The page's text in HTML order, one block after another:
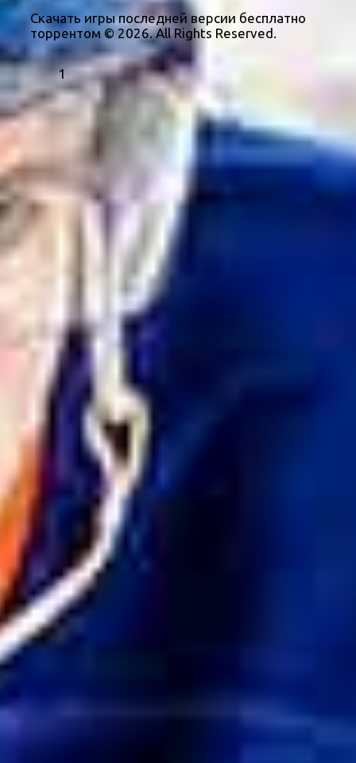
Скачать игры последней версии бесплатно
торрентом © 2026. All Rights Reserved.
1